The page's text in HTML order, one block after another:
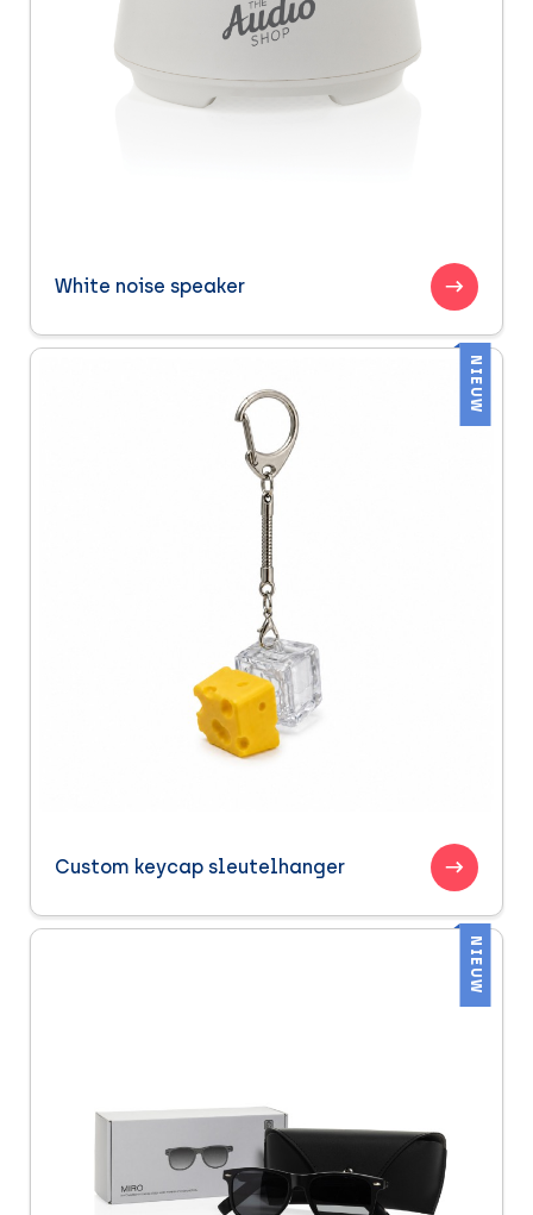
White noise speaker
NIEUW
Custom keycap sleutelhanger
NIEUW